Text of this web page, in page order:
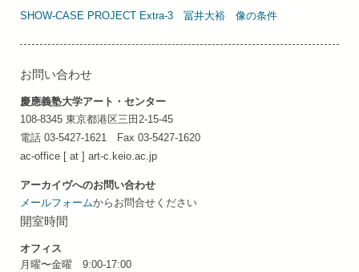
SHOW-CASE PROJECT Extra-3 冨井⼤裕 像の条件
お問い合わせ
慶應義塾大学アート・センター
108-8345 東京都港区三田2-15-45
電話 03-5427-1621 Fax 03-5427-1620
ac-office [ at ] art-c.keio.ac.jp
アーカイヴへのお問い合わせ
メールフォームからお問合せください
開室時間
オフィス
月曜〜金曜 9:00-17:00